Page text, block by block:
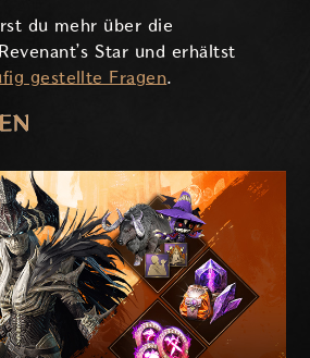
du mehr über die
Star und erhältst
gestellte Fragen.